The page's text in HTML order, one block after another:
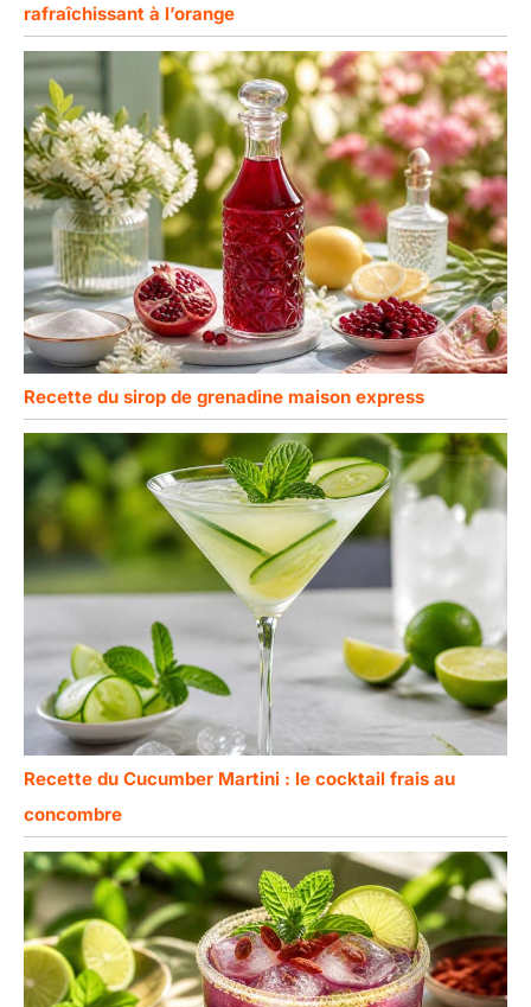
rafraîchissant à l’orange
Recette du sirop de grenadine maison express
Recette du Cucumber Martini : le cocktail frais au
concombre